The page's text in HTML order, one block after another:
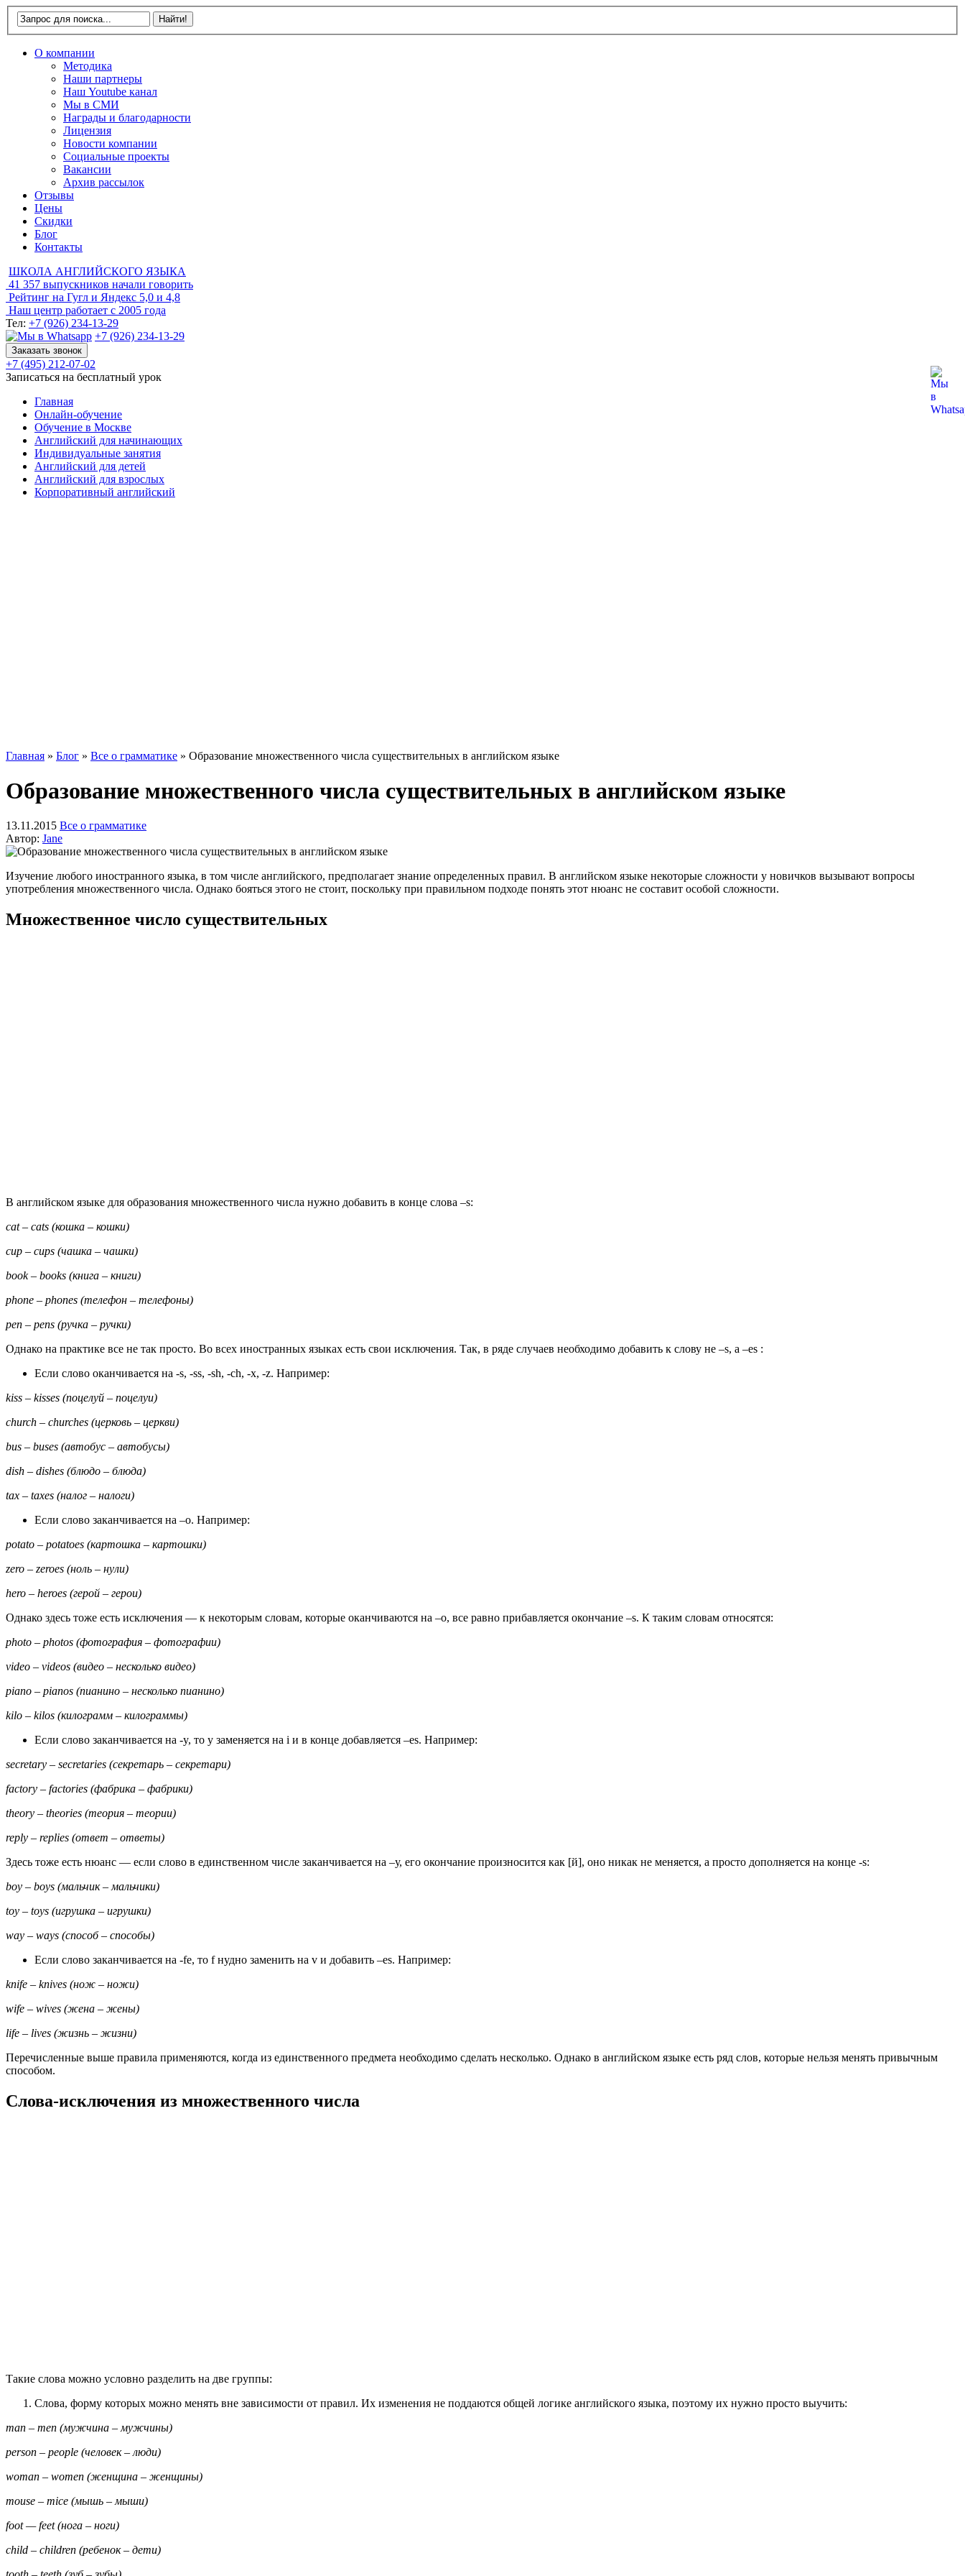
О компании
Методика
Наши партнеры
Наш Youtube канал
Мы в СМИ
Награды и благодарности
Лицензия
Новости компании
Социальные проекты
Вакансии
Архив рассылок
Отзывы
Цены
Скидки
Блог
Контакты
ШКОЛА АНГЛИЙСКОГО ЯЗЫКА
41 357 выпускников начали говорить
Рейтинг на Гугл и Яндекс 5,0 и 4,8
Наш центр работает с 2005 года
Тел: +7 (926) 234-13-29
+7 (926) 234-13-29
Заказать звонок
+7 (495) 212-07-02
Записаться на бесплатный урок
Главная
Онлайн-обучение
Обучение в Москве
Английский для начинающих
Индивидуальные занятия
Английский для детей
Английский для взрослых
Корпоративный английский
Главная » Блог » Все о грамматике » Образование множественного числа существительных в английском языке
Образование множественного числа существительных в английском языке
13.11.2015 Все о грамматике
Автор: Jane
Изучение любого иностранного языка, в том числе английского, предполагает знание определенных правил. В английском языке некоторые сложности у новичков вызывают вопросы
употребления множественного числа. Однако бояться этого не стоит, поскольку при правильном подходе понять этот нюанс не составит особой сложности.
Множественное число существительных
В английском языке для образования множественного числа нужно добавить в конце слова –s:
cat – cats (кошка – кошки)
cup – cups (чашка – чашки)
book – books (книга – книги)
phone – phones (телефон – телефоны)
pen – pens (ручка – ручки)
Однако на практике все не так просто. Во всех иностранных языках есть свои исключения. Так, в ряде случаев необходимо добавить к слову не –s, а –es :
Если слово оканчивается на -s, -ss, -sh, -ch, -x, -z. Например:
kiss – kisses (поцелуй – поцелуи)
church – churches (церковь – церкви)
bus – buses (автобус – автобусы)
dish – dishes (блюдо – блюда)
tax – taxes (налог – налоги)
Если слово заканчивается на –о. Например:
potato – potatoes (картошка – картошки)
zero – zeroes (ноль – нули)
hero – heroes (герой – герои)
Однако здесь тоже есть исключения — к некоторым словам, которые оканчиваются на –о, все равно прибавляется окончание –s. К таким словам относятся:
photo – photos (фотография – фотографии)
video – videos (видео – несколько видео)
piano – pianos (пианино – несколько пианино)
kilo – kilos (килограмм – килограммы)
Если слово заканчивается на -y, то y заменяется на i и в конце добавляется –es. Например:
secretary – secretaries (секретарь – секретари)
factory – factories (фабрика – фабрики)
theory – theories (теория – теории)
reply – replies (ответ – ответы)
Здесь тоже есть нюанс — если слово в единственном числе заканчивается на –у, его окончание произносится как [й], оно никак не меняется, а просто дополняется на конце -s:
boy – boys (мальчик – мальчики)
toy – toys (игрушка – игрушки)
way – ways (способ – способы)
Если слово заканчивается на -fe, то f нудно заменить на v и добавить –es. Например:
knife – knives (нож – ножи)
wife – wives (жена – жены)
life – lives (жизнь – жизни)
Перечисленные выше правила применяются, когда из единственного предмета необходимо сделать несколько. Однако в английском языке есть ряд слов, которые нельзя менять привычным
способом.
Слова-исключения из множественного числа
Такие слова можно условно разделить на две группы:
Слова, форму которых можно менять вне зависимости от правил. Их изменения не поддаются общей логике английского языка, поэтому их нужно просто выучить:
man – men (мужчина – мужчины)
person – people (человек – люди)
woman – women (женщина – женщины)
mouse – mice (мышь – мыши)
foot — feet (нога – ноги)
child – children (ребенок– дети)